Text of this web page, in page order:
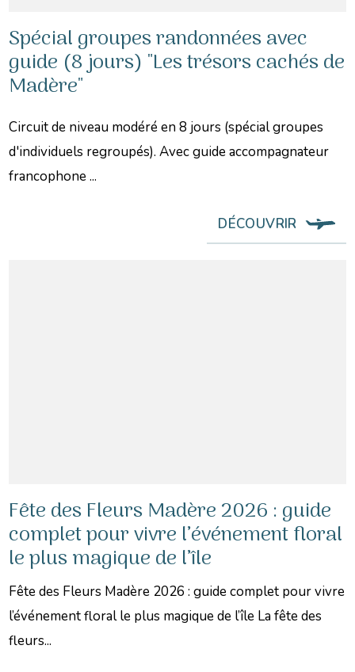
Spécial groupes randonnées avec
guide (8 jours) "Les trésors cachés de
Madère"
Circuit de niveau modéré en 8 jours (spécial groupes
d'individuels regroupés). Avec guide accompagnateur
francophone ...
DÉCOUVRIR
Fête des Fleurs Madère 2026 : guide
complet pour vivre l’événement floral
le plus magique de l’île
Fête des Fleurs Madère 2026 : guide complet pour vivre
l’événement floral le plus magique de l’île La fête des
fleurs...